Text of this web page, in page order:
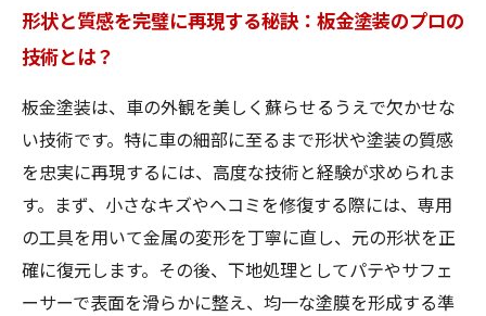
形状と質感を完璧に再現する秘訣：板金塗装のプロの
技術とは？
板金塗装は、車の外観を美しく蘇らせるうえで欠かせな
い技術です。特に車の細部に至るまで形状や塗装の質感
を忠実に再現するには、高度な技術と経験が求められま
す。まず、小さなキズやヘコミを修復する際には、専用
の工具を用いて金属の変形を丁寧に直し、元の形状を正
確に復元します。その後、下地処理としてパテやサフェ
ーサーで表面を滑らかに整え、均一な塗膜を形成する準